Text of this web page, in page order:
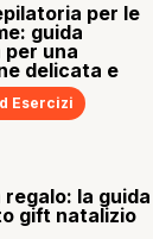
per le
guida
una
delicata e
Esercizi
regalo: la guida
gift natalizio